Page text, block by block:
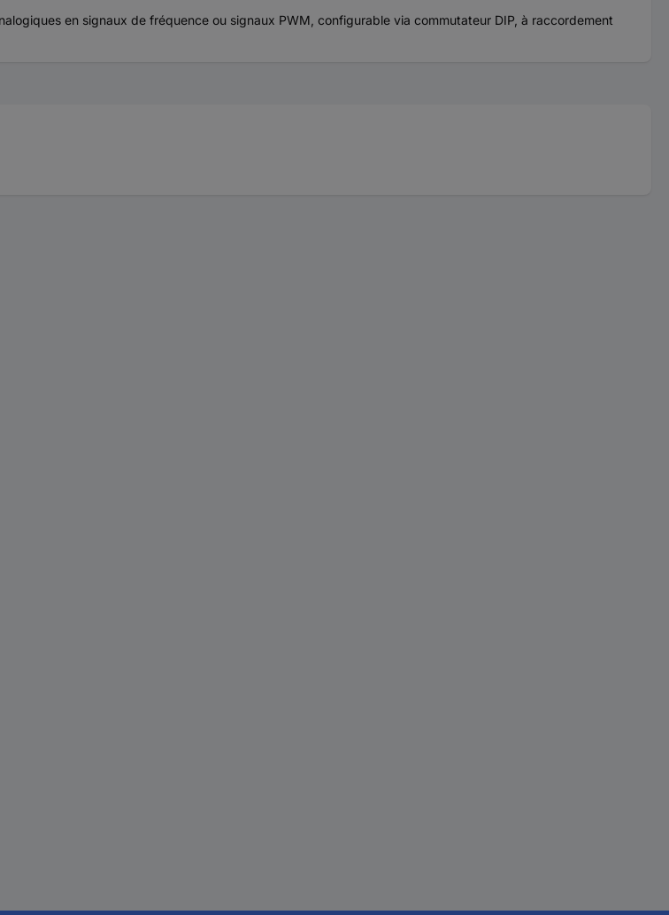
en signaux de fréquence ou signaux PWM, configurable via commutateur DIP, à raccordement